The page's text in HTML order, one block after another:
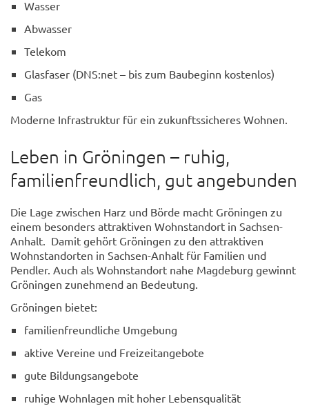
Wasser
Abwasser
Telekom
Glasfaser (DNS:net – bis zum Baubeginn kostenlos)
Gas
Moderne Infrastruktur für ein zukunftssicheres Wohnen.
Leben in Gröningen – ruhig,
familienfreundlich, gut angebunden
Die Lage zwischen Harz und Börde macht Gröningen zu
einem besonders attraktiven Wohnstandort in Sachsen-
Anhalt. Damit gehört Gröningen zu den attraktiven
Wohnstandorten in Sachsen-Anhalt für Familien und
Pendler. Auch als Wohnstandort nahe Magdeburg gewinnt
Gröningen zunehmend an Bedeutung.
Gröningen bietet:
familienfreundliche Umgebung
aktive Vereine und Freizeitangebote
gute Bildungsangebote
ruhige Wohnlagen mit hoher Lebensqualität